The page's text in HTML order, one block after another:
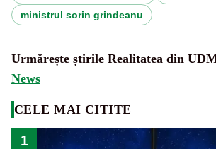
ministrul sorin grindeanu
Urmărește știrile Realitatea din
News
CELE MAI CITITE
1